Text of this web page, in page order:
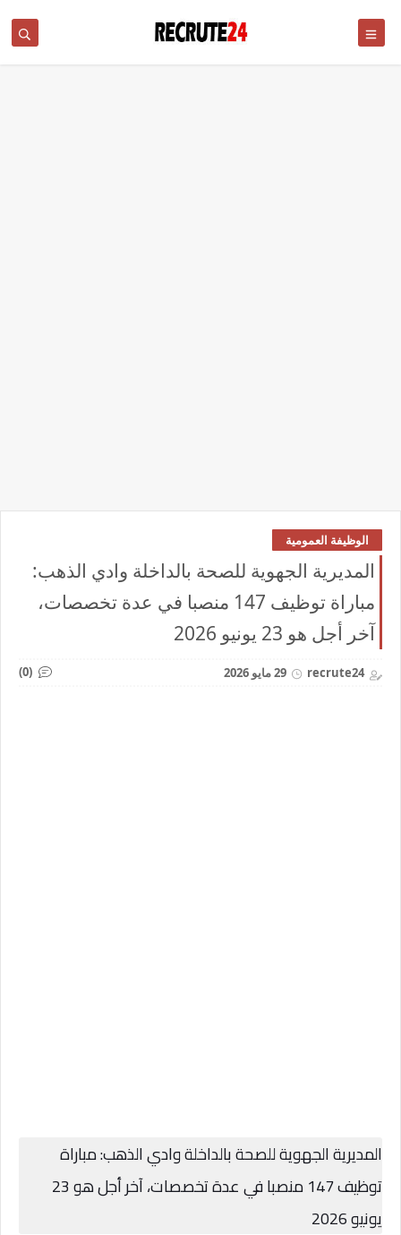
الوظيفة العمومية
المديرية الجهوية للصحة بالداخلة وادي الذهب:
مباراة توظيف 147 منصبا في عدة تخصصات،
آخر أجل هو 23 يونيو 2026
recrute24 29 مايو 2026 (0)
المديرية الجهوية للصحة بالداخلة وادي الذهب: مباراة
توظيف 147 منصبا في عدة تخصصات، آخر أجل هو 23
يونيو 2026